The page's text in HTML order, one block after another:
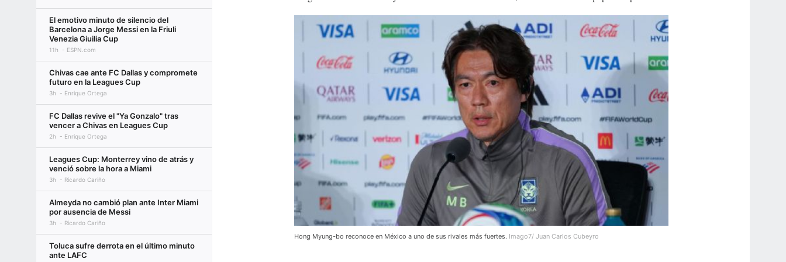
El emotivo minuto de silencio del
Barcelona a Jorge Messi en la Friuli
Venezia Giuilia Cup
11h ESPN.com
Chivas cae ante FC Dallas y compromete
futuro en la Leagues Cup
3h Enrique Ortega
FC Dallas revive el "Ya Gonzalo" tras
vencer a Chivas en Leagues Cup
2h Enrique Ortega
Leagues Cup: Monterrey vino de atrás y
venció sobre la hora a Miami
3h Ricardo Cariño
Almeyda no cambió plan ante Inter Miami
por ausencia de Messi
3h Ricardo Cariño
Toluca sufre derrota en el último minuto
ante LAFC
Hong Myung-bo reconoce en México a uno de sus rivales más fuertes. Imago7/ Juan Carlos Cubeyro